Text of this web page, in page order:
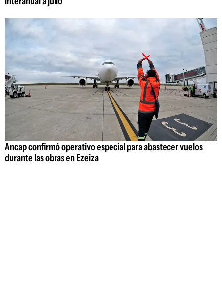
Ancap confirmó operativo especial para abastecer vuelos
durante las obras en Ezeiza